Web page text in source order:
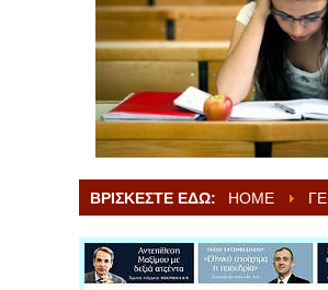
ΒΡΊΣΚΕΣΤΕ ΕΔΏ: HOME